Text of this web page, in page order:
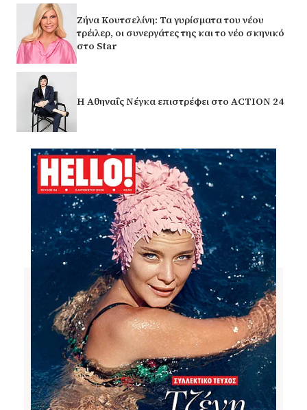
Ζήνα Κουτσελίνη: Τα γυρίσματα του νέου
τρέιλερ, οι συνεργάτες της και το νέο σκηνικό
στο Star
Η Αθηναΐς Νέγκα επιστρέφει στο ACTION 24